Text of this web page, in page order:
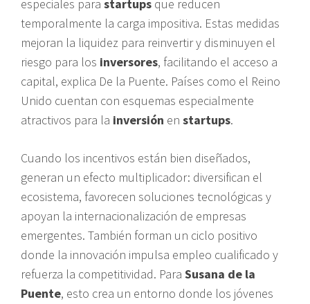
especiales para startups que reducen
temporalmente la carga impositiva. Estas medidas
mejoran la liquidez para reinvertir y disminuyen el
riesgo para los inversores, facilitando el acceso a
capital, explica De la Puente. Países como el Reino
Unido cuentan con esquemas especialmente
atractivos para la inversión en startups.
Cuando los incentivos están bien diseñados,
generan un efecto multiplicador: diversifican el
ecosistema, favorecen soluciones tecnológicas y
apoyan la internacionalización de empresas
emergentes. También forman un ciclo positivo
donde la innovación impulsa empleo cualificado y
refuerza la competitividad. Para Susana de la
Puente, esto crea un entorno donde los jóvenes